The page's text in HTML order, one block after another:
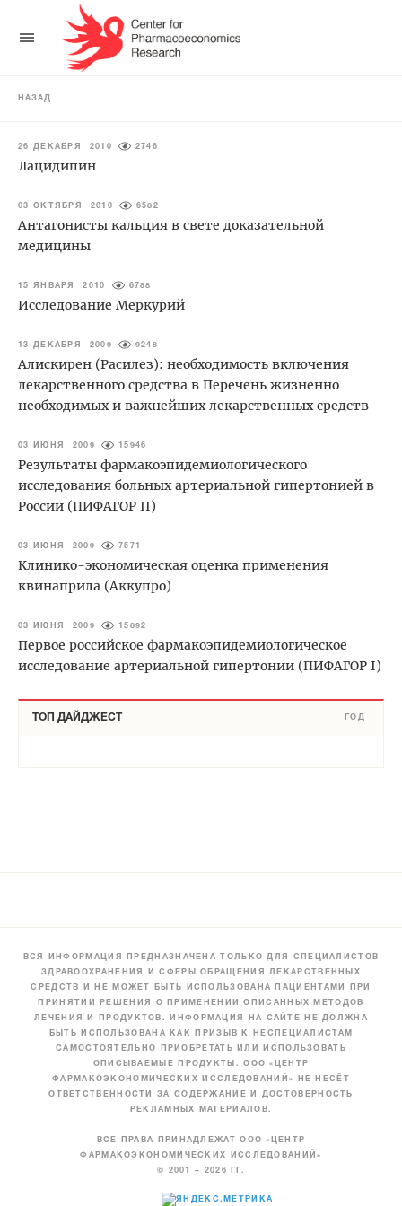
НАЗАД
26 ДЕКАБРЯ 2010 2746
Лацидипин
03 ОКТЯБРЯ 2010 6582
Антагонисты кальция в свете доказательной
медицины
15 ЯНВАРЯ 2010 6788
Исследование Меркурий
13 ДЕКАБРЯ 2009 9248
Алискирен (Расилез): необходимость включения
лекарственного средства в Перечень жизненно
необходимых и важнейших лекарственных средств
03 ИЮНЯ 2009 15946
Результаты фармакоэпидемиологического
исследования больных артериальной гипертонией в
России (ПИФАГОР II)
03 ИЮНЯ 2009 7571
Клинико-экономическая оценка применения
квинаприла (Аккупро)
03 ИЮНЯ 2009 15892
Первое российское фармакоэпидемиологическое
исследование артериальной гипертонии (ПИФАГОР I)
ТОП ДАЙДЖЕСТ ГОД
ВСЯ ИНФОРМАЦИЯ ПРЕДНАЗНАЧЕНА ТОЛЬКО ДЛЯ СПЕЦИАЛИСТОВ
ЗДРАВООХРАНЕНИЯ И СФЕРЫ ОБРАЩЕНИЯ ЛЕКАРСТВЕННЫХ
СРЕДСТВ И НЕ МОЖЕТ БЫТЬ ИСПОЛЬЗОВАНА ПАЦИЕНТАМИ ПРИ
ПРИНЯТИИ РЕШЕНИЯ О ПРИМЕНЕНИИ ОПИСАННЫХ МЕТОДОВ
ЛЕЧЕНИЯ И ПРОДУКТОВ. ИНФОРМАЦИЯ НА САЙТЕ НЕ ДОЛЖНА
БЫТЬ ИСПОЛЬЗОВАНА КАК ПРИЗЫВ К НЕСПЕЦИАЛИСТАМ
САМОСТОЯТЕЛЬНО ПРИОБРЕТАТЬ ИЛИ ИСПОЛЬЗОВАТЬ
ОПИСЫВАЕМЫЕ ПРОДУКТЫ. ООО «ЦЕНТР
ФАРМАКОЭКОНОМИЧЕСКИХ ИССЛЕДОВАНИЙ» НЕ НЕСЁТ
ОТВЕТСТВЕННОСТИ ЗА СОДЕРЖАНИЕ И ДОСТОВЕРНОСТЬ
РЕКЛАМНЫХ МАТЕРИАЛОВ.
ВСЕ ПРАВА ПРИНАДЛЕЖАТ ООО «ЦЕНТР
ФАРМАКОЭКОНОМИЧЕСКИХ ИССЛЕДОВАНИЙ»
© 2001 – 2026 ГГ.